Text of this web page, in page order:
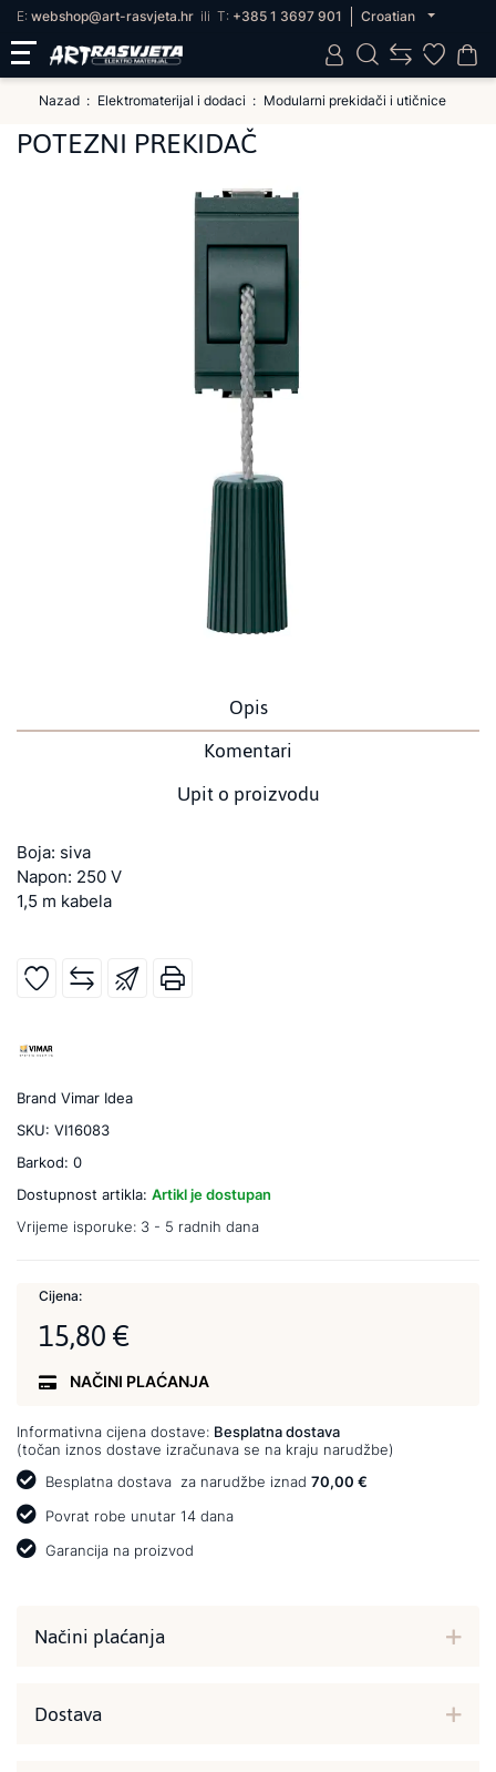
E: webshop@art-rasvjeta.hr ili T: +385 1 3697 901 Croatian
Nazad Elektromaterijal i dodaci Modularni prekidači i utičnice
POTEZNI PREKIDAČ
Opis
Komentari
Upit o proizvodu
Boja: siva
Napon: 250 V
1,5 m kabela
Brand Vimar Idea
SKU: VI16083
Barkod: 0
Dostupnost artikla: Artikl je dostupan
Vrijeme isporuke: 3 - 5 radnih dana
Cijena:
15,80 €
NAČINI PLAĆANJA
Informativna cijena dostave: Besplatna dostava
(točan iznos dostave izračunava se na kraju narudžbe)
Besplatna dostava za narudžbe iznad 70,00 €
Povrat robe unutar 14 dana
Garancija na proizvod
Načini plaćanja
Dostava